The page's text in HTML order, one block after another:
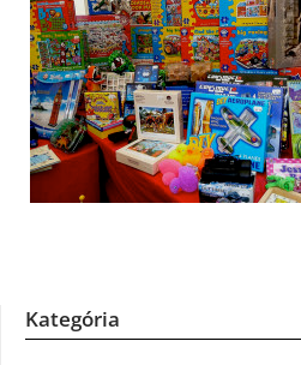
Kategória